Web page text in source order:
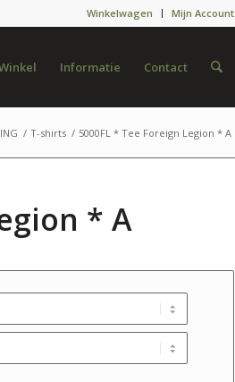
Winkelwagen Mijn Account
Informatie Contact
/ T-shirts / 5000FL * Tee Foreign Legion * A
* A